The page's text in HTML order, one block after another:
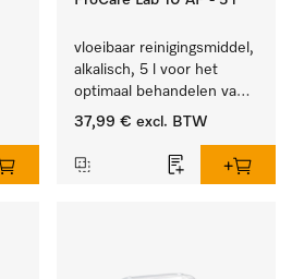
vloeibaar reinigingsmiddel,
alkalisch, 5 l voor het
optimaal behandelen van
laboratoriumhulpstukken.
37,99 € excl. BTW